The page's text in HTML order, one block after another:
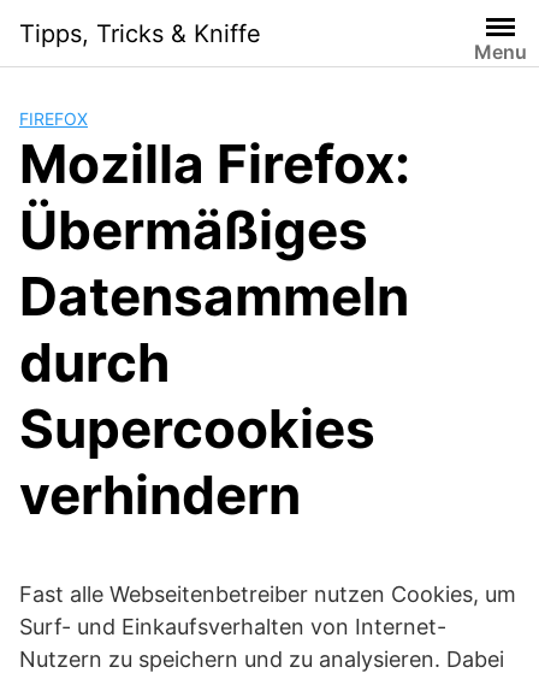
content
Tipps, Tricks & Kniffe
Menu
FIREFOX
Mozilla Firefox:
Übermäßiges
Datensammeln
durch
Supercookies
verhindern
Fast alle Webseitenbetreiber nutzen Cookies, um
Surf- und Einkaufsverhalten von Internet-
Nutzern zu speichern und zu analysieren. Dabei